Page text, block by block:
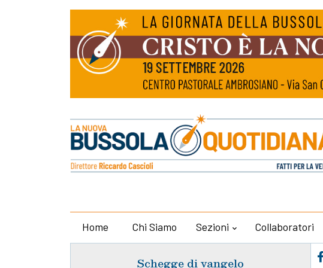
Home Chi Siamo Sezioni Collaboratori
Schegge di vangelo